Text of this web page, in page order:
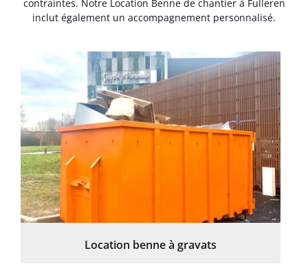
contraintes. Notre Location Benne de chantier à Fulleren
inclut également un accompagnement personnalisé.
Location benne à gravats